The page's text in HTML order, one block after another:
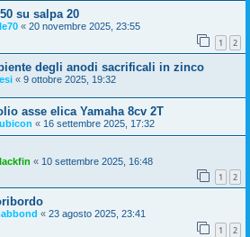
su salpa 20
« 20 novembre 2025, 23:55
1 2
degli anodi sacrificali in zinco
« 9 ottobre 2025, 19:32
asse elica Yamaha 8cv 2T
« 16 settembre 2025, 17:32
« 10 settembre 2025, 16:48
1 2
« 23 agosto 2025, 23:41
1 2